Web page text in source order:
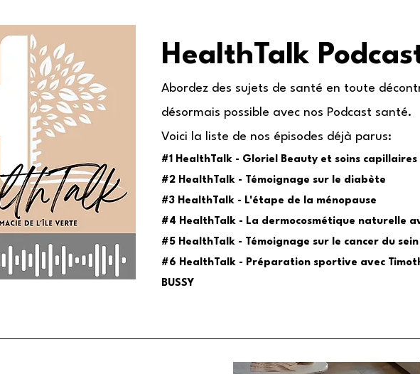
HealthTalk
Abordez des sujets de santé en toute
désormais possible avec nos Podcast santé.
Voici la liste de nos épisodes déjà parus:
#1 HealthTalk - Gloriel Beauty et soins capillaires
#2 HealthTalk - Témoignage sur le diabète
#3 HealthTalk - L'étape de la ménopause
#4 HealthTalk - La dermocosmétique naturelle
#5 HealthTalk - Témoignage sur le cancer du sein
#6 HealthTalk - Préparation sportive avec
BUSSY